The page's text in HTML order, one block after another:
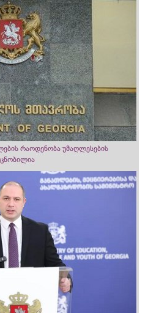
რაოდენობა უმაღლესების